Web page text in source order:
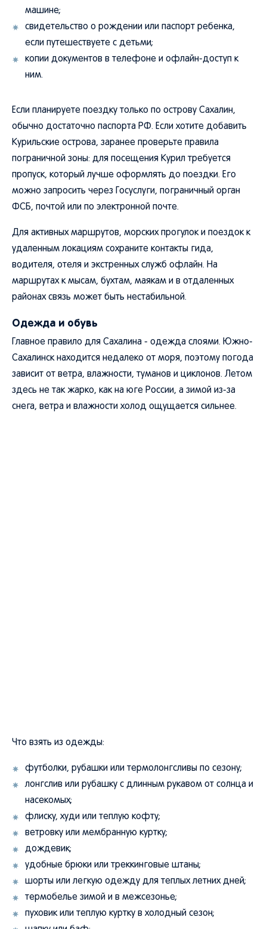
машине;
свидетельство о рождении или паспорт ребенка,
если путешествуете с детьми;
копии документов в телефоне и офлайн-доступ к
ним.
Если планируете поездку только по острову Сахалин,
обычно достаточно паспорта РФ. Если хотите добавить
Курильские острова, заранее проверьте правила
пограничной зоны: для посещения Курил требуется
пропуск, который лучше оформлять до поездки. Его
можно запросить через Госуслуги, пограничный орган
ФСБ, почтой или по электронной почте.
Для активных маршрутов, морских прогулок и поездок к
удаленным локациям сохраните контакты гида,
водителя, отеля и экстренных служб офлайн. На
маршрутах к мысам, бухтам, маякам и в отдаленных
районах связь может быть нестабильной.
Одежда и обувь
Главное правило для Сахалина - одежда слоями. Южно-
Сахалинск находится недалеко от моря, поэтому погода
зависит от ветра, влажности, туманов и циклонов. Летом
здесь не так жарко, как на юге России, а зимой из-за
снега, ветра и влажности холод ощущается сильнее.
Что взять из одежды:
футболки, рубашки или термолонгсливы по сезону;
лонгслив или рубашку с длинным рукавом от солнца и
насекомых;
флиску, худи или теплую кофту;
ветровку или мембранную куртку;
дождевик;
удобные брюки или треккинговые штаны;
шорты или легкую одежду для теплых летних дней;
термобелье зимой и в межсезонье;
пуховик или теплую куртку в холодный сезон;